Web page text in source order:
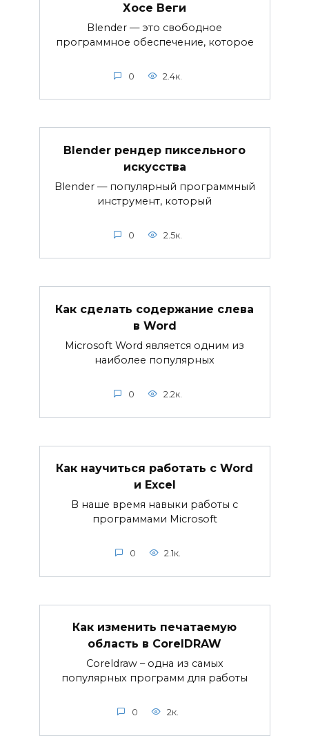
Хосе Веги
Blender — это свободное
программное обеспечение, которое
0 2.4к.
Blender рендер пиксельного
искусства
Blender — популярный программный
инструмент, который
0 2.5к.
Как сделать содержание слева
в Word
Microsoft Word является одним из
наиболее популярных
0 2.2к.
Как научиться работать с Word
и Excel
В наше время навыки работы с
программами Microsoft
0 2.1к.
Как изменить печатаемую
область в CorelDRAW
Coreldraw – одна из самых
популярных программ для работы
0 2к.